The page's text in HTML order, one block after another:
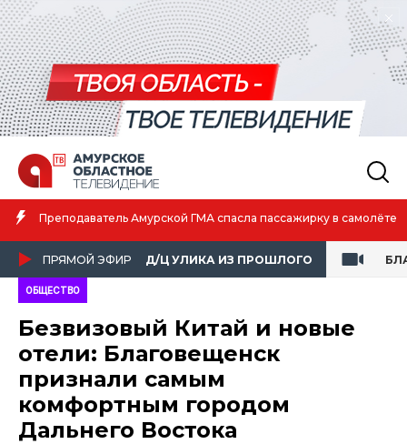
Преподаватель Амурской ГМА спасла пассажирку в самолёте
ПРЯМОЙ ЭФИР Д/Ц УЛИКА ИЗ ПРОШЛОГО
ОБЩЕСТВО
Безвизовый Китай и новые
отели: Благовещенск
признали самым
комфортным городом
Дальнего Востока